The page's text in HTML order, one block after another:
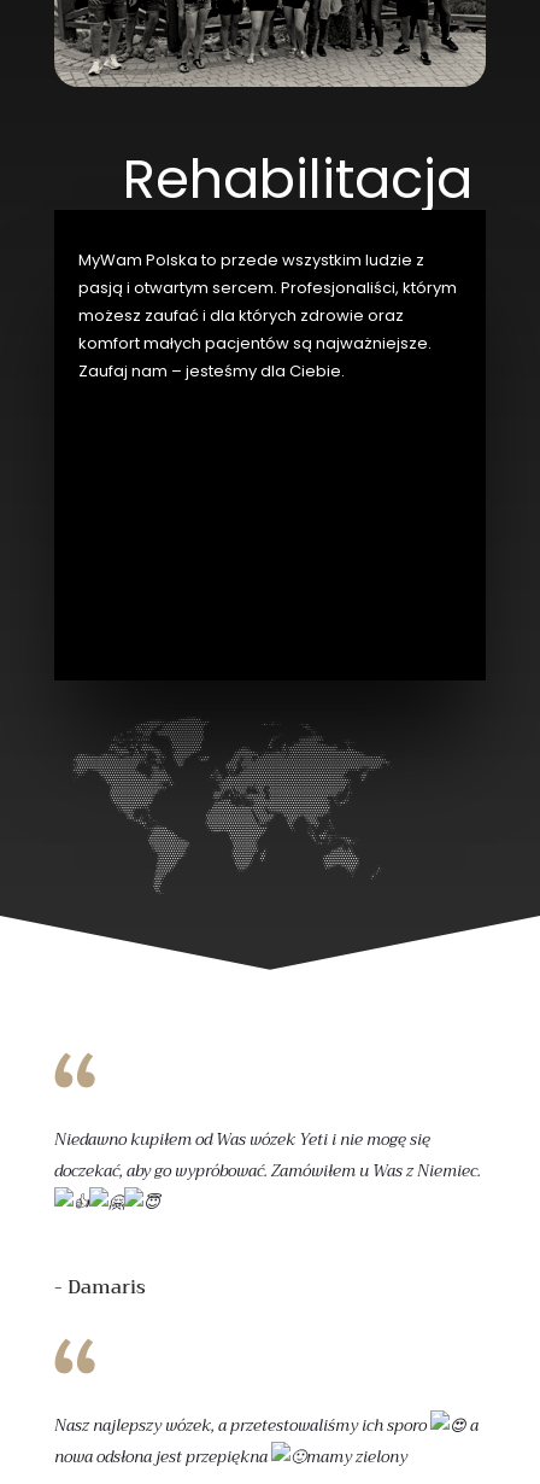
Rehabilitacja
MyWam Polska to przede wszystkim ludzie z
pasją i otwartym sercem. Profesjonaliści, którym
możesz zaufać i dla których zdrowie oraz
komfort małych pacjentów są najważniejsze.
Zaufaj nam – jesteśmy dla Ciebie.
Niedawno kupiłem od Was wózek Yeti i nie mogę się
doczekać, aby go wypróbować. Zamówiłem u Was z Niemiec.
- Damaris
Nasz najlepszy wózek, a przetestowaliśmy ich sporo
a
nowa odsłona jest przepiękna
mamy zielony